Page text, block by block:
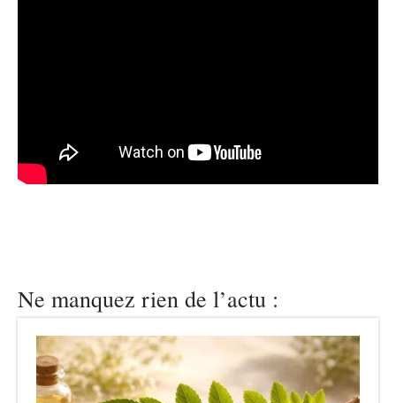
Ne manquez rien de l’actu :